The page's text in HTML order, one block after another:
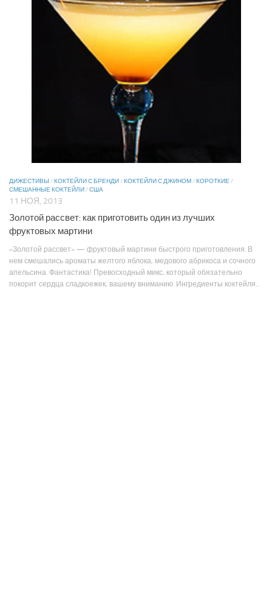
ДИЖЕСТИВЫ /КОКТЕЙЛИ С БРЕНДИ/КОКТЕЙЛИ С ДЖИНОМ/КОРОТКИЕ/
СМЕШАННЫЕ КОКТЕЙЛИ/США
11 НОЯ, 2013
Золотой рассвет: как приготовить один из лучших
фруктовых мартини
«Золотой рассвет» — фруктовый мартини быстрого приготовления. В
нем смешались ароматы желтого яблока, медового абрикоса и сочного
апельсина. Фантастика! Превосходный микс, который обязательно
покорит сердца сладкоежек, вашему вниманию. Ингредиенты коктейля...